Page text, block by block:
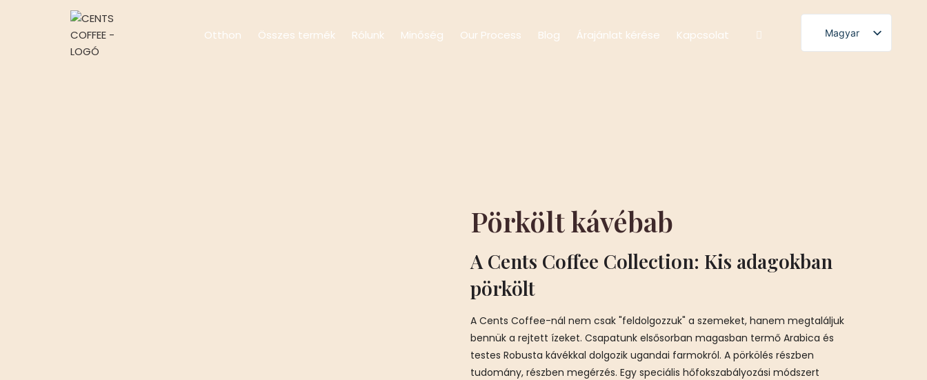
Otthon Összes termék Rólunk Minőség Our Process Blog Árajánlat kérése Kapcsolat
Magyar
Español
Pörkölt kávébab
A Cents Coffee Collection: Kis adagokban
pörkölt
A Cents Coffee-nál nem csak "feldolgozzuk" a szemeket, hanem megtaláljuk
bennük a rejtett ízeket. Csapatunk elsősorban magasban termő Arabica és
testes Robusta kávékkal dolgozik ugandai farmokról. A pörkölés részben
tudomány, részben megérzés. Egy speciális hőfokszabályozási módszert